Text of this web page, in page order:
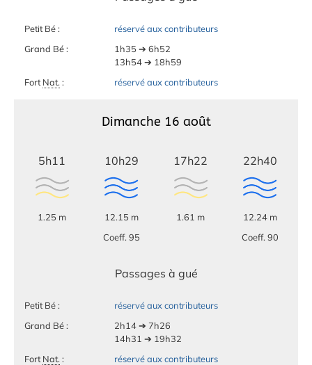
Petit Bé :
réservé aux contributeurs
Grand Bé :
1h35 ➔ 6h52
13h54 ➔ 18h59
FortNat. : réservé aux contributeurs
Dimanche 16 août
5h11
1.25 m
10h29
12.15 m
Coeff. 95
17h22
1.61 m
22h40
12.24 m
Coeff. 90
Passages à gué
Petit Bé :
réservé aux contributeurs
Grand Bé :
2h14 ➔ 7h26
14h31 ➔ 19h32
Fort Nat. : réservé aux contributeurs